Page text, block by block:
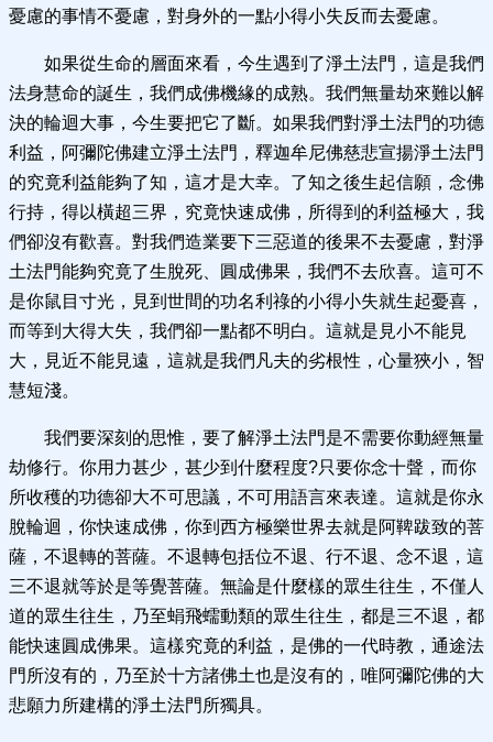
憂慮的事情不憂慮，對身外的一點小得小失反而去憂慮。
如果從生命的層面來看，今生遇到了淨土法門，這是我們
法身慧命的誕生，我們成佛機緣的成熟。我們無量劫來難以解
決的輪迴大事，今生要把它了斷。如果我們對淨土法門的功德
利益，阿彌陀佛建立淨土法門，釋迦牟尼佛慈悲宣揚淨土法門
的究竟利益能夠了知，這才是大幸。了知之後生起信願，念佛
行持，得以橫超三界，究竟快速成佛，所得到的利益極大，我
們卻沒有歡喜。對我們造業要下三惡道的後果不去憂慮，對淨
土法門能夠究竟了生脫死、圓成佛果，我們不去欣喜。這可不
是你鼠目寸光，見到世間的功名利祿的小得小失就生起憂喜，
而等到大得大失，我們卻一點都不明白。這就是見小不能見
大，見近不能見遠，這就是我們凡夫的劣根性，心量狹小，智
慧短淺。
我們要深刻的思惟，要了解淨土法門是不需要你動經無量
劫修行。你用力甚少，甚少到什麼程度?只要你念十聲，而你
所收穫的功德卻大不可思議，不可用語言來表達。這就是你永
脫輪迴，你快速成佛，你到西方極樂世界去就是阿鞞跋致的菩
薩，不退轉的菩薩。不退轉包括位不退、行不退、念不退，這
三不退就等於是等覺菩薩。無論是什麼樣的眾生往生，不僅人
道的眾生往生，乃至蜎飛蠕動類的眾生往生，都是三不退，都
能快速圓成佛果。這樣究竟的利益，是佛的一代時教，通途法
門所沒有的，乃至於十方諸佛土也是沒有的，唯阿彌陀佛的大
悲願力所建構的淨土法門所獨具。